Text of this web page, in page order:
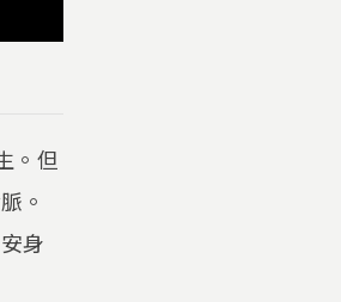
。但
。
身